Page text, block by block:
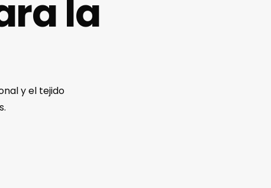
la
y el tejido